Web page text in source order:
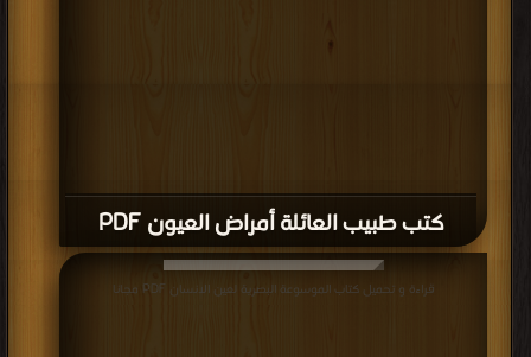
كتب طبيب العائلة أمراض العيون PDF
قراءة و تحميل كتاب الموسوعة البصرية لعين الانسان PDF مجانا